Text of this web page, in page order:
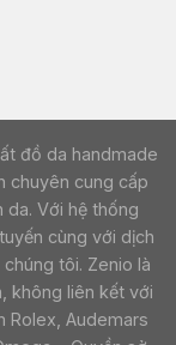
đồ da handmade
chuyên cung cấp
Với hệ thống
cùng với dịch
tôi. Zenio là
không liên kết với
Rolex, Audemars